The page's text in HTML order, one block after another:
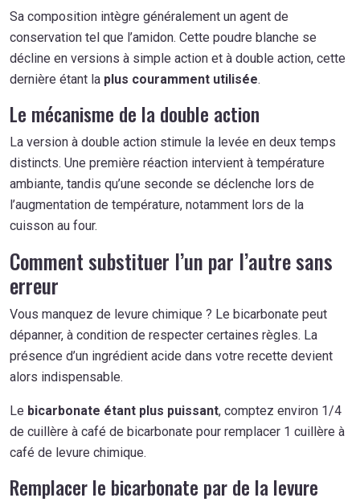
Sa composition intègre généralement un agent de
conservation tel que l’amidon. Cette poudre blanche se
décline en versions à simple action et à double action, cette
dernière étant la plus couramment utilisée.
Le mécanisme de la double action
La version à double action stimule la levée en deux temps
distincts. Une première réaction intervient à température
ambiante, tandis qu’une seconde se déclenche lors de
l’augmentation de température, notamment lors de la
cuisson au four.
Comment substituer l’un par l’autre sans
erreur
Vous manquez de levure chimique ? Le bicarbonate peut
dépanner, à condition de respecter certaines règles. La
présence d’un ingrédient acide dans votre recette devient
alors indispensable.
Le bicarbonate étant plus puissant, comptez environ 1/4
de cuillère à café de bicarbonate pour remplacer 1 cuillère à
café de levure chimique.
Remplacer le bicarbonate par de la levure